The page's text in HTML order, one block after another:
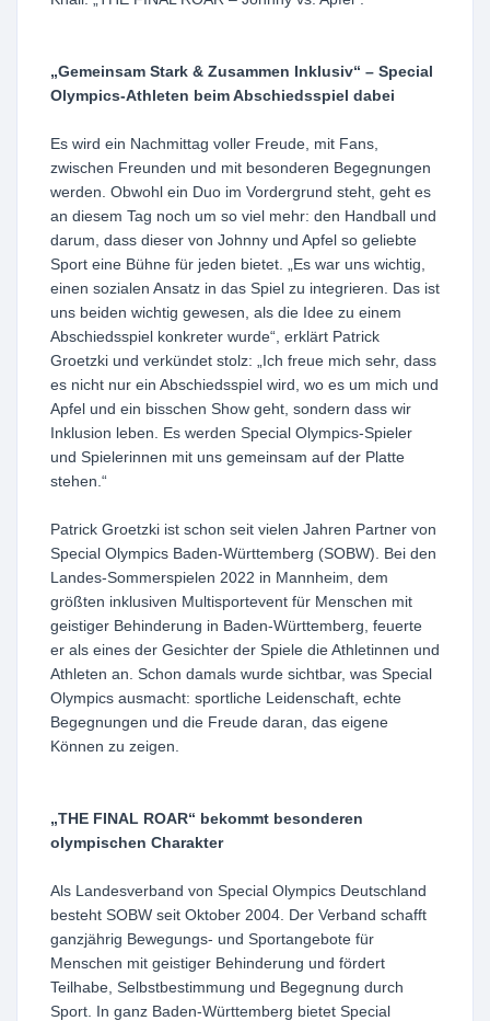
„Gemeinsam Stark & Zusammen Inklusiv“ – Special
Olympics-Athleten beim Abschiedsspiel dabei
Es wird ein Nachmittag voller Freude, mit Fans,
zwischen Freunden und mit besonderen Begegnungen
werden. Obwohl ein Duo im Vordergrund steht, geht es
an diesem Tag noch um so viel mehr: den Handball und
darum, dass dieser von Johnny und Apfel so geliebte
Sport eine Bühne für jeden bietet. „Es war uns wichtig,
einen sozialen Ansatz in das Spiel zu integrieren. Das ist
uns beiden wichtig gewesen, als die Idee zu einem
Abschiedsspiel konkreter wurde“, erklärt Patrick
Groetzki und verkündet stolz: „Ich freue mich sehr, dass
es nicht nur ein Abschiedsspiel wird, wo es um mich und
Apfel und ein bisschen Show geht, sondern dass wir
Inklusion leben. Es werden Special Olympics-Spieler
und Spielerinnen mit uns gemeinsam auf der Platte
stehen.“
Patrick Groetzki ist schon seit vielen Jahren Partner von
Special Olympics Baden-Württemberg (SOBW). Bei den
Landes-Sommerspielen 2022 in Mannheim, dem
größten inklusiven Multisportevent für Menschen mit
geistiger Behinderung in Baden-Württemberg, feuerte
er als eines der Gesichter der Spiele die Athletinnen und
Athleten an. Schon damals wurde sichtbar, was Special
Olympics ausmacht: sportliche Leidenschaft, echte
Begegnungen und die Freude daran, das eigene
Können zu zeigen.
„THE FINAL ROAR“ bekommt besonderen
olympischen Charakter
Als Landesverband von Special Olympics Deutschland
besteht SOBW seit Oktober 2004. Der Verband schafft
ganzjährig Bewegungs- und Sportangebote für
Menschen mit geistiger Behinderung und fördert
Teilhabe, Selbstbestimmung und Begegnung durch
Sport. In ganz Baden-Württemberg bietet Special